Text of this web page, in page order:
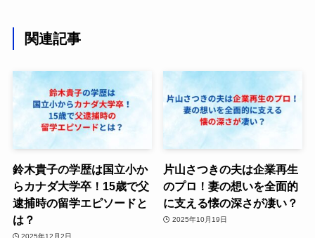
関連記事
鈴木貴子の学歴は国立小か
らカナダ大学卒！15歳で父
逮捕時の留学エピソードと
は？
2025年12月2日
片山さつきの夫は企業再生
のプロ！妻の想いを全面的
に支える懐の深さが凄い？
2025年10月19日